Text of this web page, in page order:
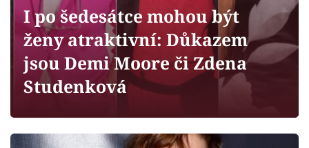
Sledujte prima+
Filmový festival Karlovy Vary
Mámy sobě
I po šedesátce mohou být
ženy atraktivní: Důkazem
jsou Demi Moore či Zdena
Studenková